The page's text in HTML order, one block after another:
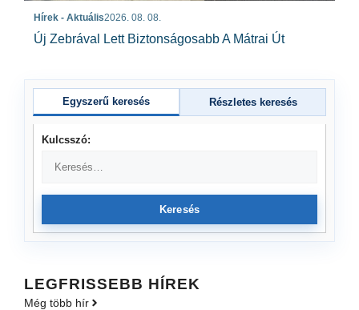
Hírek - Aktuális2026. 08. 08.
Új Zebrával Lett Biztonságosabb A Mátrai Út
Egyszerű keresés Részletes keresés
Kulcsszó:
Keresés
LEGFRISSEBB HÍREK
Még több hír